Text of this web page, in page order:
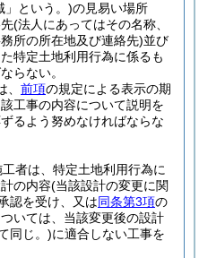
」という。)の見易い場所
(法人にあってはその名称、
所の所在地及び連絡先)並び
特定土地利用行為に係るも
らない。
前項の規定による表示の期
工事の内容について説明を
るよう努めなければならな
者は、特定土地利用行為に
の内容(当該設計の変更に関
認を受け、又は同条第3項の
いては、当該変更後の設計
同じ。)に適合しない工事を